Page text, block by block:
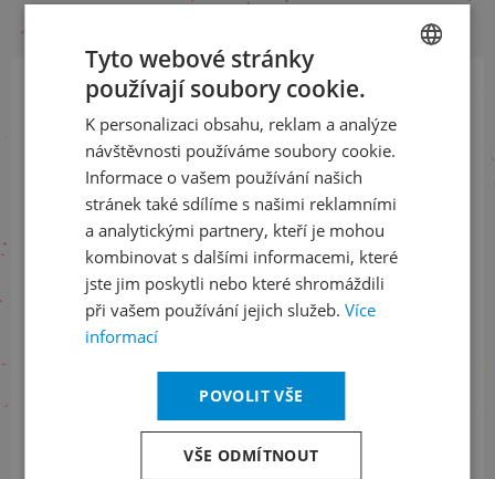
Přihlaste se k našemu newsletteru
a buďte jako první v obraze
ODEBÍRAT NEWSLETTER
Sledujte nás na sociálních sítích
Informace o stavu objednávek
ENGLISH
Tyto webové stránky
používají soubory cookie.
K personalizaci obsahu, reklam a analýze
návštěvnosti používáme soubory cookie.
Informace o vašem používání našich
stránek také sdílíme s našimi reklamními
a analytickými partnery, kteří je mohou
kombinovat s dalšími informacemi, které
jste jim poskytli nebo které shromáždili
při vašem používání jejich služeb. Více
informací
POVOLIT VŠE
VŠE ODMÍTNOUT